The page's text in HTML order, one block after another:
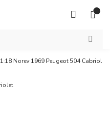
1:18 Norev 1969 Peugeot 504 Cabriolet